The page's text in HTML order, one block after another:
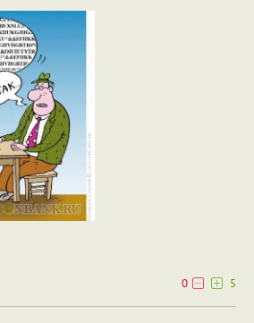
0
5